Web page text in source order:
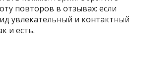
повторов в отзывах: если
увлекательный и контактный
и есть.